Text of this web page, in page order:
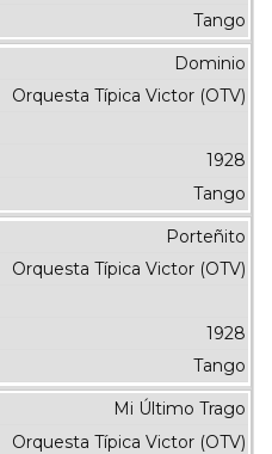
Tango
Dominio
Orquesta Típica Victor (OTV)
1928
Tango
Porteñito
Orquesta Típica Victor (OTV)
1928
Tango
Mi Último Trago
Orquesta Típica Victor (OTV)